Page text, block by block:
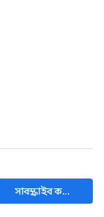
সাবস্ক্রাইব করুন